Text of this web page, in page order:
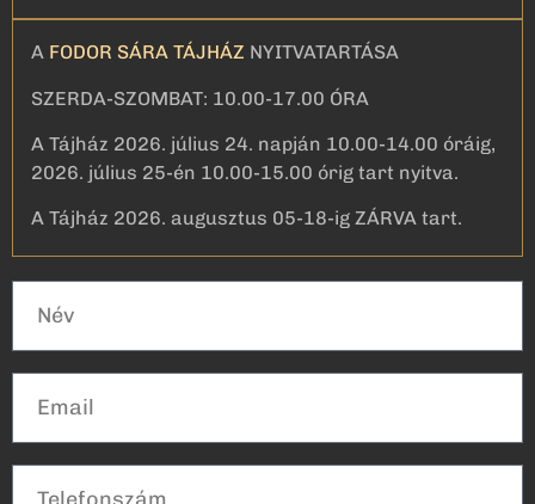
A FODOR SÁRA TÁJHÁZ NYITVATARTÁSA
SZERDA-SZOMBAT: 10.00-17.00 ÓRA
A Tájház 2026. július 24. napján 10.00-14.00 óráig,
2026. július 25-én 10.00-15.00 órig tart nyitva.
A Tájház 2026. augusztus 05-18-ig ZÁRVA tart.